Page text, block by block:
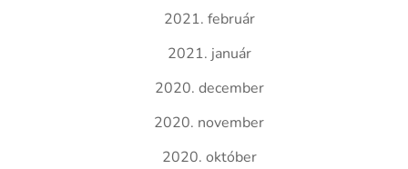
2021. február
2021. január
2020. december
2020. november
2020. október